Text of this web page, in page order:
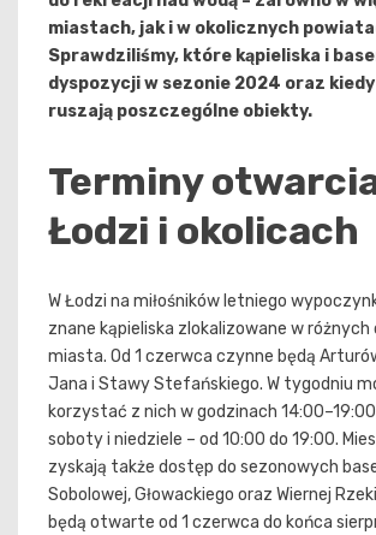
miastach, jak i w okolicznych
Sprawdziliśmy, które kąpieliska i
dyspozycji w sezonie 2024 oraz kiedy
ruszają poszczególne obiekty.
Terminy
Łodzi i okolicach
W Łodzi na miłośników letniego
znane kąpieliska zlokalizowane w
miasta. Od 1 czerwca czynne będą
Jana i Stawy Stefańskiego. W tygodniu
korzystać z nich w godzinach
soboty i niedziele – od 10:00 do 19:00.
zyskają także dostęp do sezonowych
Sobolowej, Głowackiego oraz Wiernej
będą otwarte od 1 czerwca do końca